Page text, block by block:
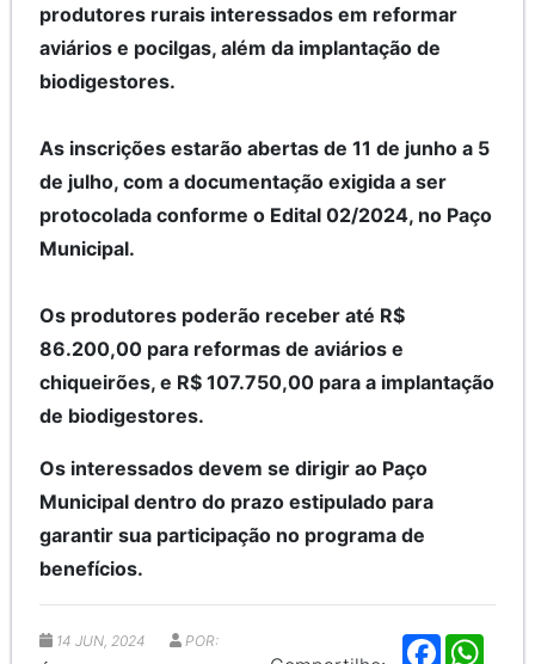
produtores rurais interessados em reformar
aviários e pocilgas, além da implantação de
biodigestores.
As inscrições estarão abertas de 11 de junho a 5
de julho, com a documentação exigida a ser
protocolada conforme o Edital 02/2024, no Paço
Municipal.
Os produtores poderão receber até R$
86.200,00 para reformas de aviários e
chiqueirões, e R$ 107.750,00 para a implantação
de biodigestores.
Os interessados devem se dirigir ao Paço
Municipal dentro do prazo estipulado para
garantir sua participação no programa de
benefícios.
F
14 JUN, 2024 POR: